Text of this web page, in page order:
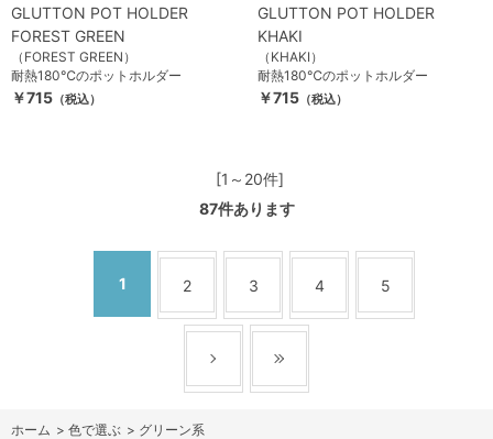
GLUTTON POT HOLDER
FOREST GREEN
（FOREST GREEN）
耐熱180℃のポットホルダー
￥715 （税込）
GLUTTON POT HOLDER
KHAKI
（KHAKI）
耐熱180℃のポットホルダー
￥715 （税込）
[1～20件]
87件あります
1 2 3 4 5
ホーム > 色で選ぶ > グリーン系